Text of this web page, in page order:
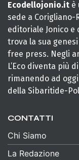
Ecodellojonio.it è
sede a Corigliano-
editoriale Jonico e
trova la sua
free press. Negli
L’Eco diventa più
rimanendo ad
della Sibaritide-
CONTATTI
Chi Siamo
La Redazione